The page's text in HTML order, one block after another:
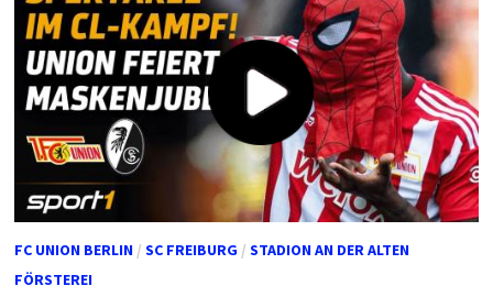
FC UNION BERLIN/ SC FREIBURG/ STADION AN DER ALTEN
FÖRSTEREI